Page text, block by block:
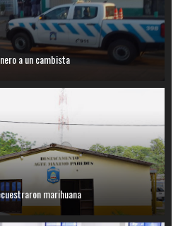
a un cambista
marihuana